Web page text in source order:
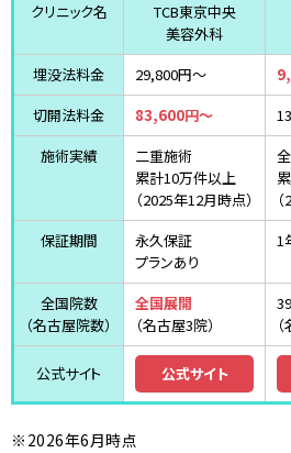
クリニック名
TCB東京中央
美容外科
埋没法料金
29,800円〜
切開法料金
83,600円〜
施術実績
二重施術
累計10万件以上
（2025年12月時点）
保証期間
永久保証
プランあり
1
全国院数
（名古屋院数）
全国展開
（名古屋3院）
公式サイト 公式サイト
※2026年6月時点